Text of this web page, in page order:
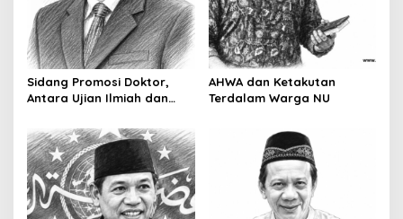
t
i
o
n
Sidang Promosi Doktor,
Antara Ujian Ilmiah dan
AHWA dan Ketakutan
Terdalam Warga NU